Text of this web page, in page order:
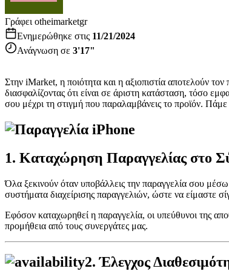
Γράφει οtheimarketgr
Ενημερώθηκε στις 11/21/2024
Ανάγνωση σε 3'17"
Στην iMarket, η ποιότητα και η αξιοπιστία αποτελούν
διασφαλίζοντας ότι είναι σε άριστη κατάσταση, τόσο
σου μέχρι τη στιγμή που παραλαμβάνεις το προϊόν.
1. Καταχώρηση Παραγγελίας στο
Όλα ξεκινούν όταν υποβάλλεις την παραγγελία σου
συστήματα διαχείρισης παραγγελιών, ώστε να είμαστε
Εφόσον καταχωρηθεί η παραγγελία, οι υπεύθυνοι της
προμήθεια από τους συνεργάτες μας.
2.Έλεγχος